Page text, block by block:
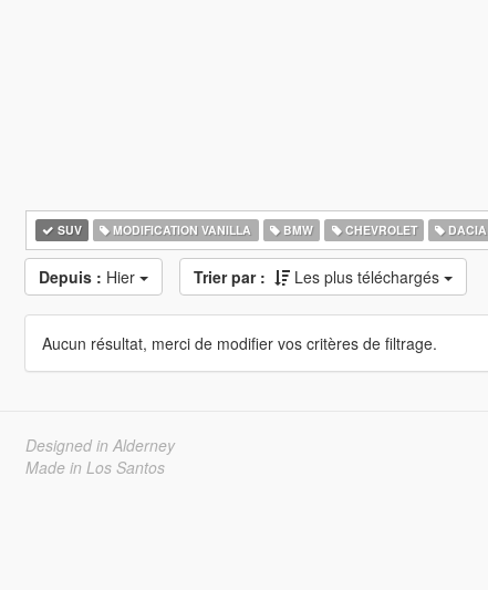
SUV MODIFICATION VANILLA BMW CHEVROLET DACIA
Depuis : Hier Trier par : Les plus téléchargés
Aucun résultat, merci de modifier vos critères de filtrage.
Designed in Alderney
Made in Los Santos